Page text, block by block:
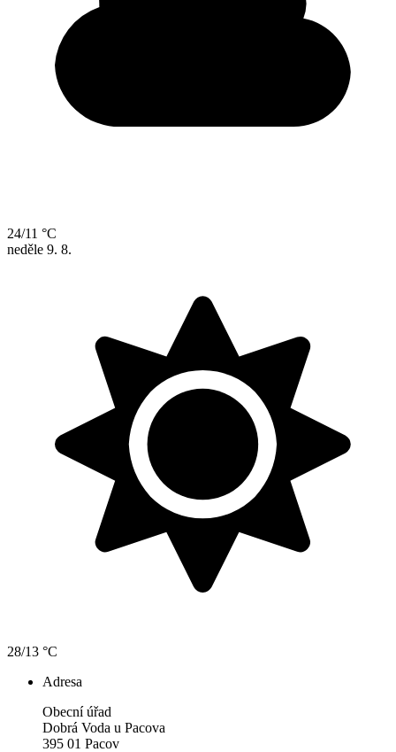
24/11 °C
neděle 9. 8.
28/13 °C
Adresa
Obecní úřad
Dobrá Voda u Pacova
395 01 Pacov